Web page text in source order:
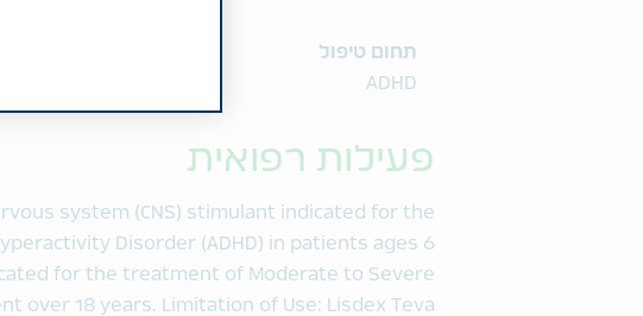
תחום טיפול
ADHD
פעילות רפואית
system (CNS) stimulant indicated for the
Disorder (ADHD) in patients ages 6
for the treatment of Moderate to Severe
over 18 years. Limitation of Use: Lisdex Teva